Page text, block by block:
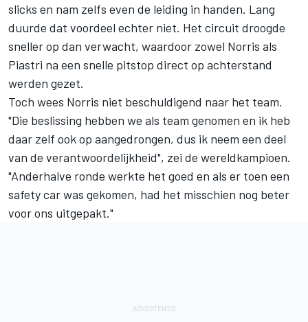
slicks en nam zelfs even de leiding in handen. Lang
duurde dat voordeel echter niet. Het circuit droogde
sneller op dan verwacht, waardoor zowel Norris als
Piastri na een snelle pitstop direct op achterstand
werden gezet.
Toch wees Norris niet beschuldigend naar het team.
"Die beslissing hebben we als team genomen en ik heb
daar zelf ook op aangedrongen, dus ik neem een deel
van de verantwoordelijkheid", zei de wereldkampioen.
"Anderhalve ronde werkte het goed en als er toen een
safety car was gekomen, had het misschien nog beter
voor ons uitgepakt."